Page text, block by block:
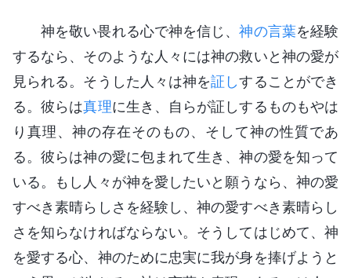
神を敬い畏れる心で神を信じ、神の言葉を経験
するなら、そのような人々には神の救いと神の愛が
見られる。そうした人々は神を証しすることができ
る。彼らは真理に生き、自らが証しするものもやは
り真理、神の存在そのもの、そして神の性質であ
る。彼らは神の愛に包まれて生き、神の愛を知って
いる。もし人々が神を愛したいと願うなら、神の愛
すべき素晴らしさを経験し、神の愛すべき素晴らし
さを知らなければならない。そうしてはじめて、神
を愛する心、神のために忠実に我が身を捧げようと